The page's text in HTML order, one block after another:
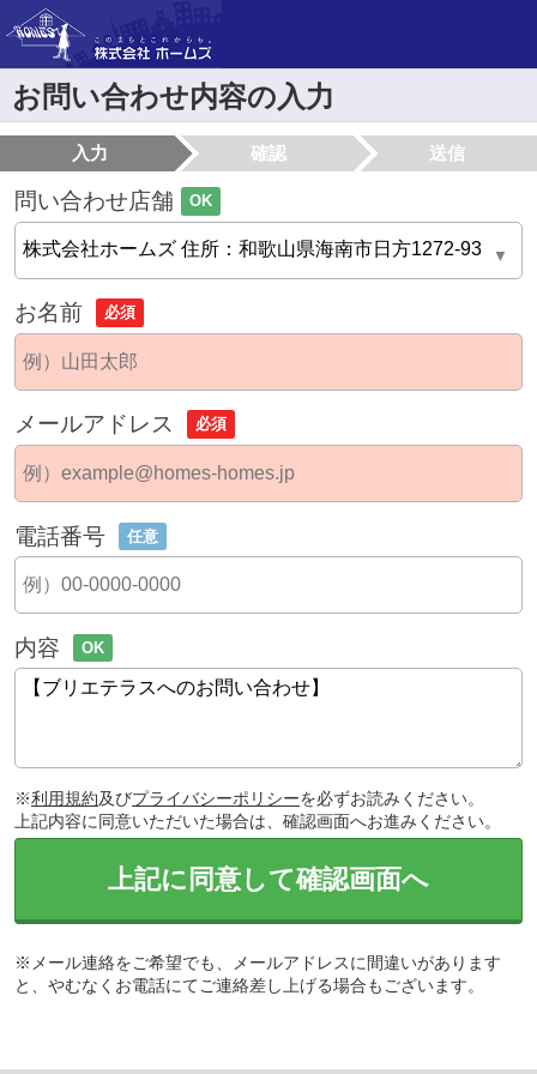
お問い合わせ内容の入力
入力 確認 送信
問い合わせ店舗 OK
お名前 必須
メールアドレス 必須
電話番号 任意
内容 OK
※利用規約及びプライバシーポリシーを必ずお読みください。
上記内容に同意いただいた場合は、確認画面へお進みください。
上記に同意して確認画面へ
※メール連絡をご希望でも、メールアドレスに間違いがあります
と、やむなくお電話にてご連絡差し上げる場合もございます。